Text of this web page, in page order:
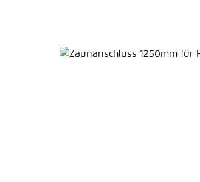
Bildergalerie überspringen